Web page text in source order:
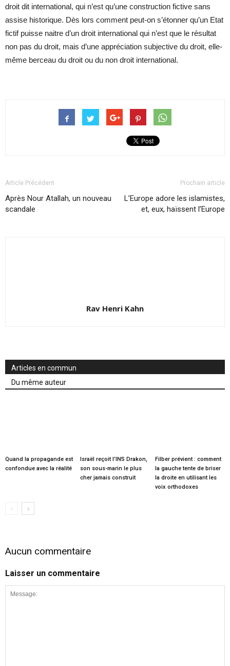
droit dit international, qui n’est qu’une construction fictive sans
assise historique. Dès lors comment peut-on s’étonner qu’un Etat
fictif puisse naitre d’un droit international qui n’est que le résultat
non pas du droit, mais d’une appréciation subjective du droit, elle-
même berceau du droit ou du non droit international.
Article Précédent
Après Nour Atallah, un nouveau
scandale
Prochain article
L’Europe adore les islamistes,
et, eux, haïssent l’Europe
Rav Henri Kahn
Articles en commun
Du même auteur
Quand la propagande est
confondue avec la réalité
Israël reçoit l’INS Drakon,
son sous-marin le plus
cher jamais construit
Filber prévient : comment
la gauche tente de briser
la droite en utilisant les
voix orthodoxes
Aucun commentaire
Laisser un commentaire